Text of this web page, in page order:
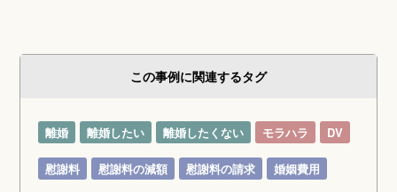
この事例に関連するタグ
離婚 離婚したい 離婚したくない モラハラ DV
慰謝料 慰謝料の減額 慰謝料の請求 婚姻費用